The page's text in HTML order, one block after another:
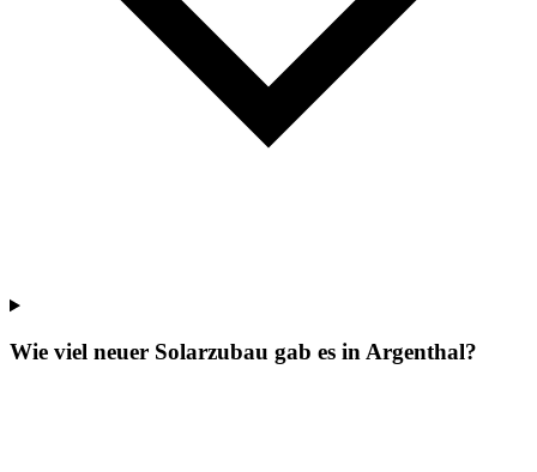
Wie viel neuer Solarzubau gab es in Argenthal?